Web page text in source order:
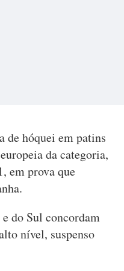
de hóquei em patins
da categoria,
em prova que
do Sul concordam
nível, suspenso